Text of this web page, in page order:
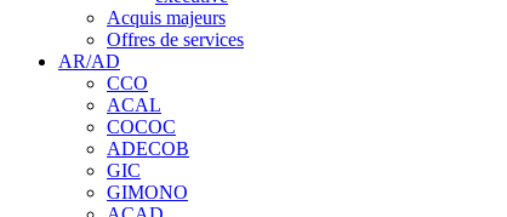
Acquis majeurs
Offres de services
AR/AD
CCO
ACAL
COCOC
ADECOB
GIC
GIMONO